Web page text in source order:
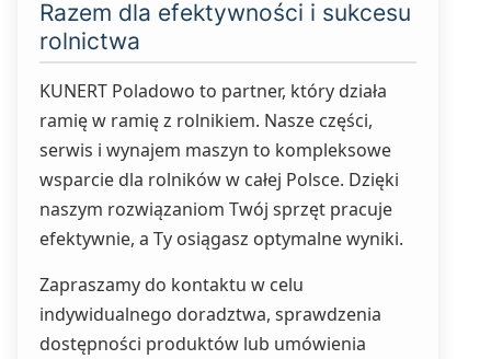
Razem dla efektywności i sukcesu
rolnictwa
KUNERT Poladowo to partner, który działa
ramię w ramię z rolnikiem. Nasze części,
serwis i wynajem maszyn to kompleksowe
wsparcie dla rolników w całej Polsce. Dzięki
naszym rozwiązaniom Twój sprzęt pracuje
efektywnie, a Ty osiągasz optymalne wyniki.
Zapraszamy do kontaktu w celu
indywidualnego doradztwa, sprawdzenia
dostępności produktów lub umówienia